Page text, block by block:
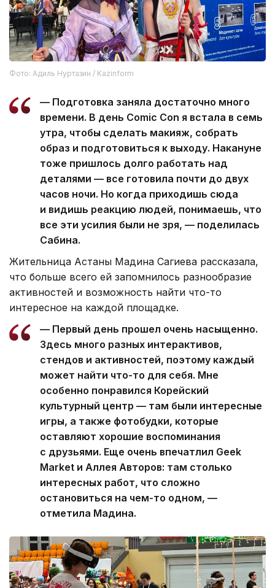
Фото: Адиль Нуртазин / Kazinform
— Подготовка заняла достаточно много
времени. В день Comic Con я встала в семь
утра, чтобы сделать макияж, собрать
образ и подготовиться к выходу. Накануне
тоже пришлось долго работать над
деталями — все готовила почти до двух
часов ночи. Но когда приходишь сюда
и видишь реакцию людей, понимаешь, что
все эти усилия были не зря, — поделилась
Сабина.
Жительница Астаны Мадина Сагиева рассказала,
что больше всего ей запомнилось разнообразие
активностей и возможность найти что-то
интересное на каждой площадке.
— Первый день прошел очень насыщенно.
Здесь много разных интерактивов,
стендов и активностей, поэтому каждый
может найти что-то для себя. Мне
особенно понравился Корейский
культурный центр — там были интересные
игры, а также фотобудки, которые
оставляют хорошие воспоминания
с друзьями. Еще очень впечатлил Geek
Market и Аллея Авторов: там столько
интересных работ, что сложно
остановиться на чем-то одном, —
отметила Мадина.